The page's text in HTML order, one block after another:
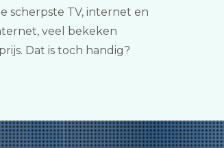
scherpste TV, internet en
veel bekeken
Dat is toch handig?